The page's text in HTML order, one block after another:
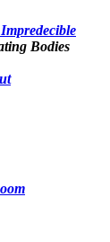
Bodies